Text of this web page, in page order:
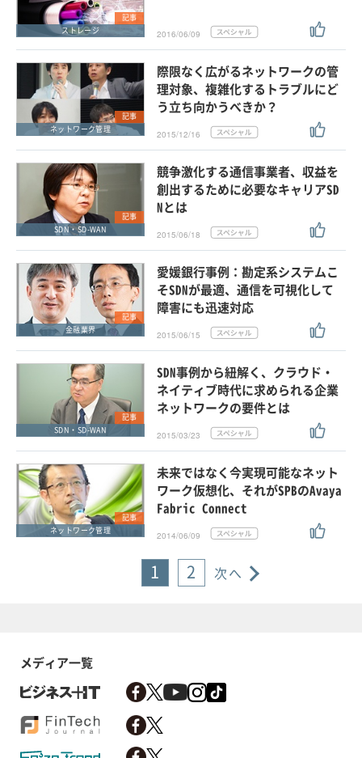
記事
ストレージ
2016/06/09
記事
ネットワーク管理
際限なく広がるネットワークの管
理対象、複雑化するトラブルにど
う立ち向かうべきか？
2015/12/16
記事
SDN・SD-WAN
競争激化する通信事業者、収益を
創出するために必要なキャリアSD
Nとは
2015/06/18
記事
金融業界
愛媛銀行事例：勘定系システムこ
そSDNが最適、通信を可視化して
障害にも迅速対応
2015/06/15
記事
SDN・SD-WAN
SDN事例から紐解く、クラウド・
ネイティブ時代に求められる企業
ネットワークの要件とは
2015/03/23
記事
ネットワーク管理
未来ではなく今実現可能なネット
ワーク仮想化、それがSPBのAvaya
Fabric Connect
2014/06/09
1 2 次へ
メディア一覧